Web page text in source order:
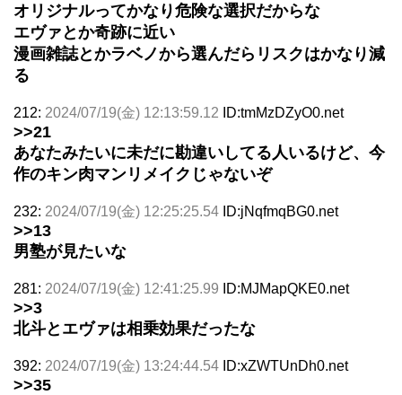
オリジナルってかなり危険な選択だからな
エヴァとか奇跡に近い
漫画雑誌とかラベノから選んだらリスクはかなり減
る
212: 2024/07/19(金) 12:13:59.12 ID:tmMzDZyO0.net
>>21
あなたみたいに未だに勘違いしてる人いるけど、今
作のキン肉マンリメイクじゃないぞ
232: 2024/07/19(金) 12:25:25.54 ID:jNqfmqBG0.net
>>13
男塾が見たいな
281: 2024/07/19(金) 12:41:25.99 ID:MJMapQKE0.net
>>3
北斗とエヴァは相乗効果だったな
392: 2024/07/19(金) 13:24:44.54 ID:xZWTUnDh0.net
>>35